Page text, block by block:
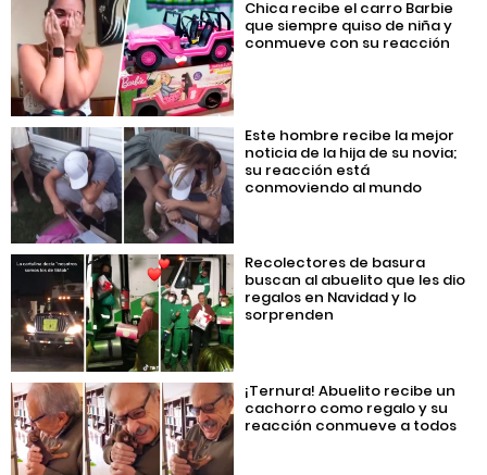
Chica recibe el carro Barbie
que siempre quiso de niña y
conmueve con su reacción
Este hombre recibe la mejor
noticia de la hija de su novia;
su reacción está
conmoviendo al mundo
Recolectores de basura
buscan al abuelito que les dio
regalos en Navidad y lo
sorprenden
¡Ternura! Abuelito recibe un
cachorro como regalo y su
reacción conmueve a todos